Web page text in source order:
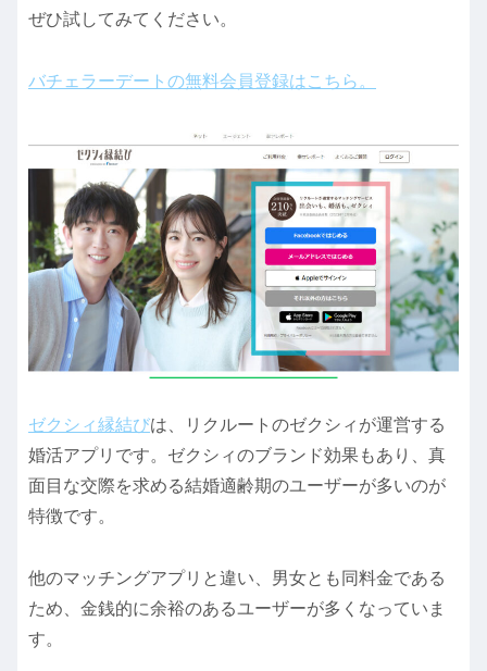
ぜひ試してみてください。
バチェラーデートの無料会員登録はこちら。
ゼクシィ縁結びは、リクルートのゼクシィが運営する
婚活アプリです。ゼクシィのブランド効果もあり、真
面目な交際を求める結婚適齢期のユーザーが多いのが
特徴です。
他のマッチングアプリと違い、男女とも同料金である
ため、金銭的に余裕のあるユーザーが多くなっていま
す。